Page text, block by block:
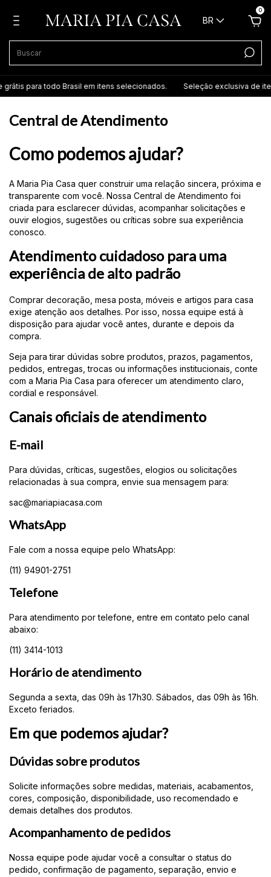
BR
0
para todo Brasil em itens selecionados. Seleção exclusiva de itens
Central de Atendimento
Como podemos ajudar?
A Maria Pia Casa quer construir uma relação sincera, próxima e
transparente com você. Nossa Central de Atendimento foi
criada para esclarecer dúvidas, acompanhar solicitações e
ouvir elogios, sugestões ou críticas sobre sua experiência
conosco.
Atendimento cuidadoso para uma
experiência de alto padrão
Comprar decoração, mesa posta, móveis e artigos para casa
exige atenção aos detalhes. Por isso, nossa equipe está à
disposição para ajudar você antes, durante e depois da
compra.
Seja para tirar dúvidas sobre produtos, prazos, pagamentos,
pedidos, entregas, trocas ou informações institucionais, conte
com a Maria Pia Casa para oferecer um atendimento claro,
cordial e responsável.
Canais oficiais de atendimento
E-mail
Para dúvidas, críticas, sugestões, elogios ou solicitações
relacionadas à sua compra, envie sua mensagem para:
sac@mariapiacasa.com
WhatsApp
Fale com a nossa equipe pelo WhatsApp:
(11) 94901-2751
Telefone
Para atendimento por telefone, entre em contato pelo canal
abaixo:
(11) 3414-1013
Horário de atendimento
Segunda a sexta, das 09h às 17h30. Sábados, das 09h às 16h.
Exceto feriados.
Em que podemos ajudar?
Dúvidas sobre produtos
Solicite informações sobre medidas, materiais, acabamentos,
cores, composição, disponibilidade, uso recomendado e
demais detalhes dos produtos.
Acompanhamento de pedidos
Nossa equipe pode ajudar você a consultar o status do
pedido, confirmação de pagamento, separação, envio e